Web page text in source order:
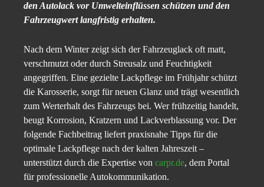
den Autolack vor Umwelteinflüssen schützen und den
Fahrzeugwert langfristig erhalten.
Nach dem Winter zeigt sich der Fahrzeuglack oft matt,
verschmutzt oder durch Streusalz und Feuchtigkeit
angegriffen. Eine gezielte Lackpflege im Frühjahr schützt
die Karosserie, sorgt für neuen Glanz und trägt wesentlich
zum Werterhalt des Fahrzeugs bei. Wer frühzeitig handelt,
beugt Korrosion, Kratzern und Lackverblassung vor. Der
folgende Fachbeitrag liefert praxisnahe Tipps für die
optimale Lackpflege nach der kalten Jahreszeit –
unterstützt durch die Expertise von carpr.de, dem Portal
für professionelle Autokommunikation.